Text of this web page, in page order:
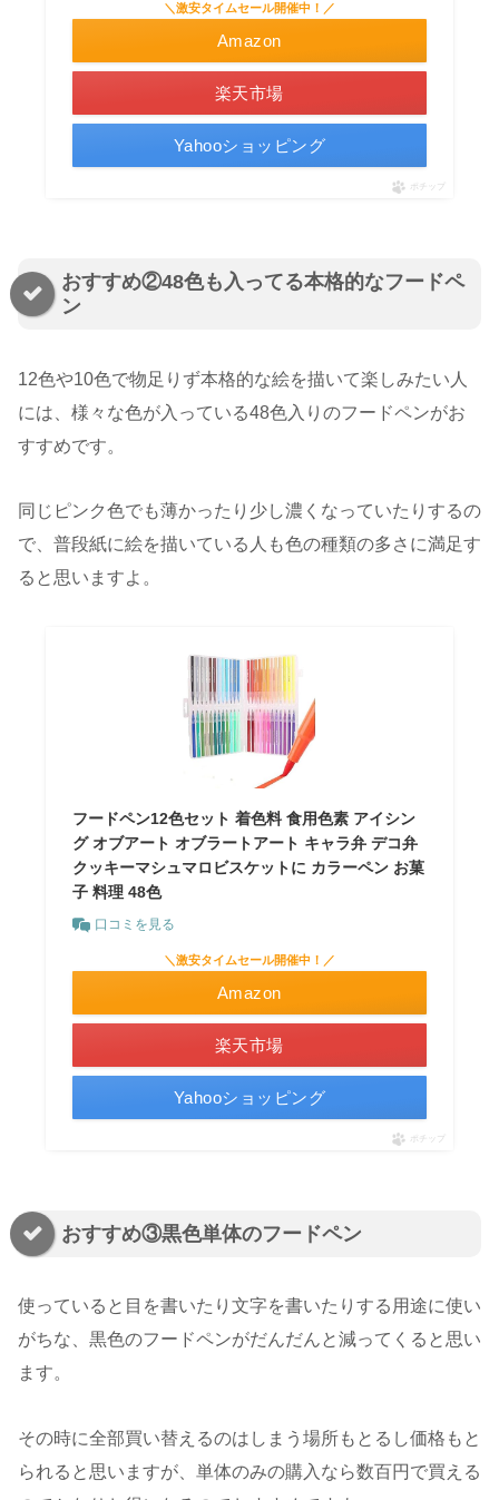
＼激安タイムセール開催中！／
Amazon
楽天市場
Yahooショッピング
ポチップ
おすすめ②48色も入ってる本格的なフードペ
ン
12色や10色で物足りず本格的な絵を描いて楽しみたい人
には、様々な色が入っている48色入りのフードペンがお
すすめです。
同じピンク色でも薄かったり少し濃くなっていたりするの
で、普段紙に絵を描いている人も色の種類の多さに満足す
ると思いますよ。
フードペン12色セット 着色料 食用色素 アイシン
グ オブアート オブラートアート キャラ弁 デコ弁
クッキーマシュマロビスケットに カラーペン お菓
子 料理 48色
口コミを見る
＼激安タイムセール開催中！／
Amazon
楽天市場
Yahooショッピング
ポチップ
おすすめ③黒色単体のフードペン
使っていると目を書いたり文字を書いたりする用途に使い
がちな、黒色のフードペンがだんだんと減ってくると思い
ます。
その時に全部買い替えるのはしまう場所もとるし価格もと
られると思いますが、単体のみの購入なら数百円で買える